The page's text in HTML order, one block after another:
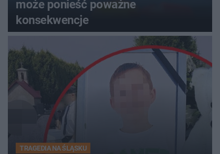
może ponieść poważne
konsekwencje
TRAGEDIA NA ŚLĄSKU